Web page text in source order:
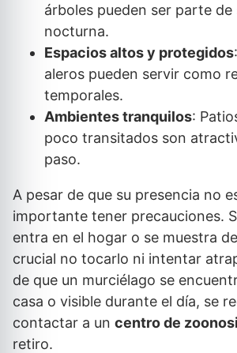
árboles pueden ser parte de
nocturna.
Espacios altos y protegidos
aleros pueden servir como
temporales.
Ambientes tranquilos:
poco transitados son
paso.
A pesar de que su presencia no
importante tener precauciones.
entra en el hogar o se muestra
crucial no tocarlo ni intentar
de que un murciélago se
casa o visible durante el día, se
contactar a un centro de
retiro.